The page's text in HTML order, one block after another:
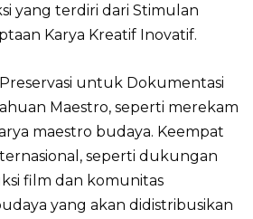
yang terdiri dari Stimulan
Karya Kreatif Inovatif.
untuk Dokumentasi
Maestro, seperti merekam
maestro budaya. Keempat
seperti dukungan
film dan komunitas
yang akan didistribusikan